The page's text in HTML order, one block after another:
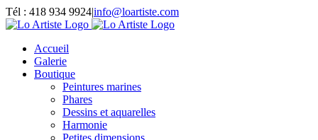
Passer
au
Tél : 418 934 9924|info@loartiste.com
Facebook
Instagram
Email
Pinterest
YouTube
Accueil
Galerie
Boutique
Peintures marines
Phares
Dessins et aquarelles
Harmonie
Petites dimensions